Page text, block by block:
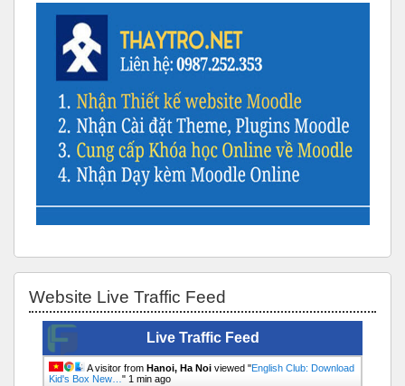
Website Live Traffic Feed
Live Traffic Feed
A visitor from Hanoi, Ha Noi viewed "English Club: Download
Kid's Box New… " 1 min ago